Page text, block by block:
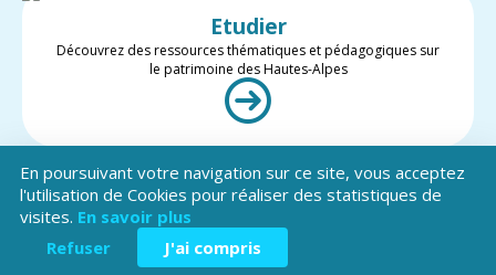
Etudier
Découvrez des ressources thématiques et pédagogiques sur
le patrimoine des Hautes-Alpes
Valoriser
Restez informé des projets et des actualités du patrimoine des
Hautes-Alpes
En poursuivant votre navigation sur ce site, vous acceptez
l'utilisation de Cookies pour réaliser des statistiques de
visites. En savoir plus
Refuser
J'ai compris